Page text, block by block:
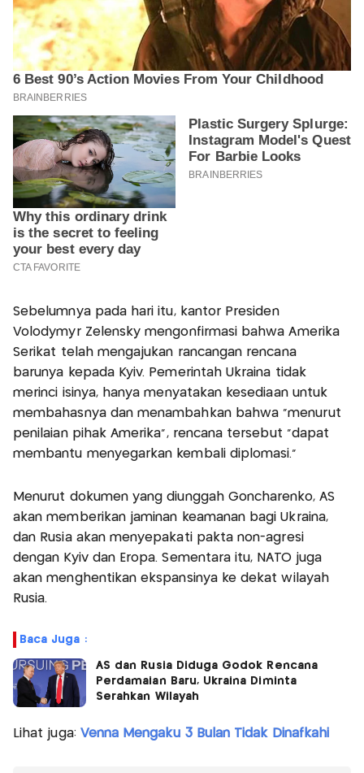
Sebelumnya pada hari itu, kantor Presiden
Volodymyr Zelensky mengonfirmasi bahwa Amerika
Serikat telah mengajukan rancangan rencana
barunya kepada Kyiv. Pemerintah Ukraina tidak
merinci isinya, hanya menyatakan kesediaan untuk
membahasnya dan menambahkan bahwa “menurut
penilaian pihak Amerika”, rencana tersebut “dapat
membantu menyegarkan kembali diplomasi.”
Menurut dokumen yang diunggah Goncharenko, AS
akan memberikan jaminan keamanan bagi Ukraina,
dan Rusia akan menyepakati pakta non-agresi
dengan Kyiv dan Eropa. Sementara itu, NATO juga
akan menghentikan ekspansinya ke dekat wilayah
Rusia.
Baca Juga :
AS dan Rusia Diduga Godok Rencana
Perdamaian Baru, Ukraina Diminta
Serahkan Wilayah
Lihat juga: Venna Mengaku 3 Bulan Tidak Dinafkahi